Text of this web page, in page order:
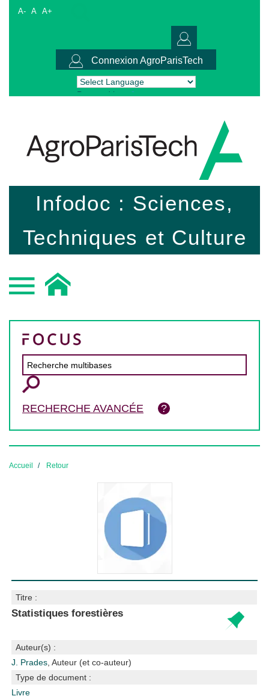
A- A A+
Connexion AgroParisTech
Powered by Translate
Infodoc : Sciences,
Techniques et Culture
RECHERCHE AVANCÉE
Accueil Retour
Titre :
Statistiques forestières
Auteur(s) :
J. Prades , Auteur (et co-auteur)
Type de document :
Livre